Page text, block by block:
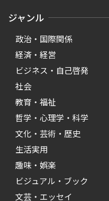
ジャンル
政治・国際関係
経済・経営
ビジネス・自己啓発
社会
教育・福祉
哲学・心理学・科学
文化・芸術・歴史
生活実用
趣味・娯楽
ビジュアル・ブック
文芸・エッセイ